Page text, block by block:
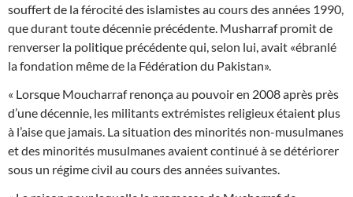
souffert de la férocité des islamistes au cours des années 1990,
que durant toute décennie précédente. Musharraf promit de
renverser la politique précédente qui, selon lui, avait «ébranlé
la fondation même de la Fédération du Pakistan».
« Lorsque Moucharraf renonça au pouvoir en 2008 après près
d’une décennie, les militants extrémistes religieux étaient plus
à l’aise que jamais. La situation des minorités non-musulmanes
et des minorités musulmanes avaient continué à se détériorer
sous un régime civil au cours des années suivantes.